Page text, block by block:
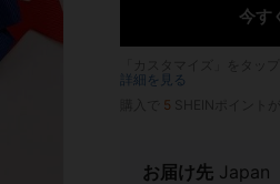
今す
詳細を見る
5
お届け先 Japan